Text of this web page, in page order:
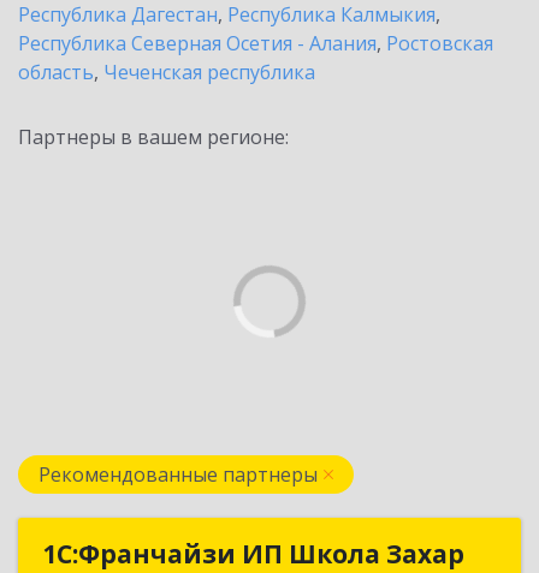
Республика Дагестан, Республика Калмыкия,
Республика Северная Осетия - Алания, Ростовская
область, Чеченская республика
Партнеры в вашем регионе:
Рекомендованные партнеры
1С:Франчайзи ИП Школа Захар
1С:Франчайзи ИП Школа Захар